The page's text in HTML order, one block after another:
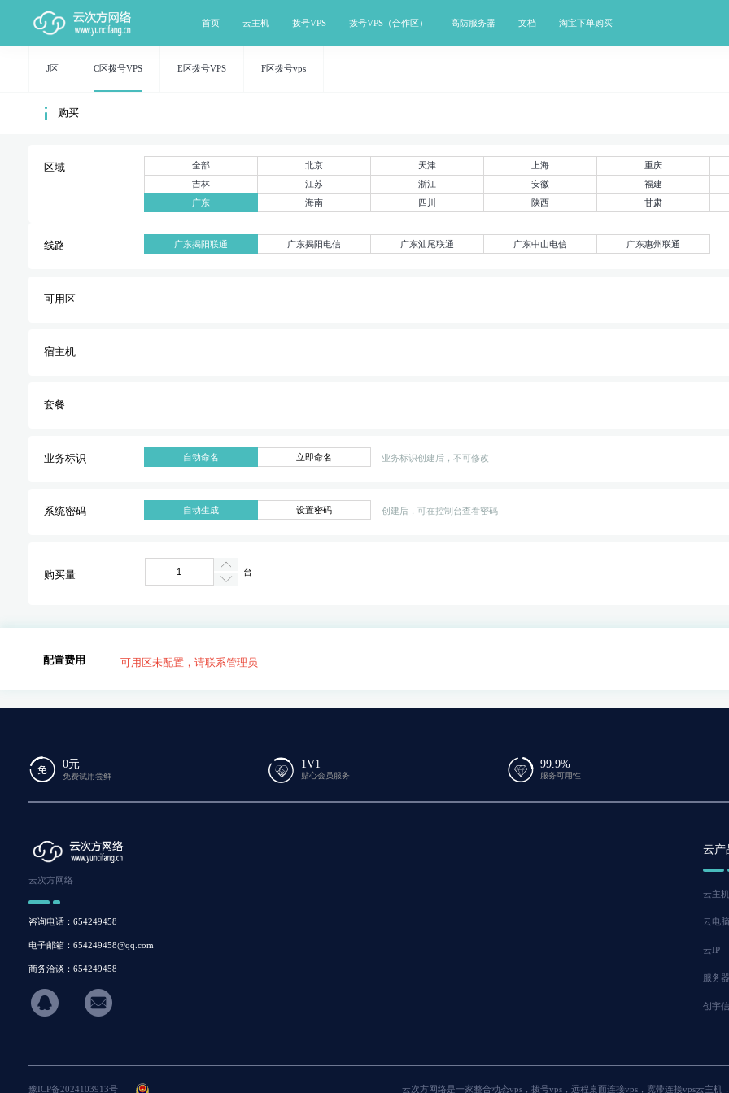
首页 云主机 拨号VPS 拨号VPS（合作区） 高防服务器 文档 淘宝下单购买
J区 C区拨号VPS E区拨号VPS F区拨号vps
购买
区域 全部 北京 天津 上海
重庆
吉林
江苏 浙江 安徽
福建
广东
海南 四川 陕西 甘肃
线路 广东揭阳联通 广东揭阳电信 广东汕尾联通 广东中山电信 广东惠州联通
可用区
宿主机
套餐
业务标识 自动命名 立即命名 业务标识创建后，不可修改
系统密码 自动生成 设置密码 创建后，可在控制台查看密码
购买量 台
配置费用 可用区未配置，请联系管理员
0元
免费试用尝鲜
1V1
贴心会员服务
99.9%
服务可用性
云次方网络
咨询电话：654249458
电子邮箱：654249458@qq.com
商务洽谈：654249458
hicon34
云产
云主
云电
云IP
服务
创宇
豫ICP备2024103913号 云次方网络是一家整合动态vps，拨号vps，远程桌面连接vps，宽带连接vps云主